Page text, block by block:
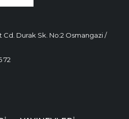
Durak Sk. No:2 Osmangazi /
72